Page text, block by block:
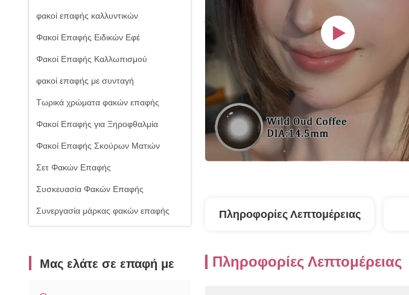
φακοί επαφής καλλυντικών
Φακοί Επαφής Ειδικών Εφέ
Φακοί Επαφής Καλλωπισμού
φακοί επαφής με συνταγή
Τωρικά χρώματα φακών επαφής
Φακοί Επαφής για Ξηροφθαλμία
Φακοί Επαφής Σκούρων Ματιών
Σετ Φακών Επαφής
Συσκευασία Φακών Επαφής
Συνεργασία μάρκας φακών επαφής
Μας ελάτε σε επαφή με
Πληροφορίες Λεπτομέρειας
Πληροφορίες Λεπτομέρειας